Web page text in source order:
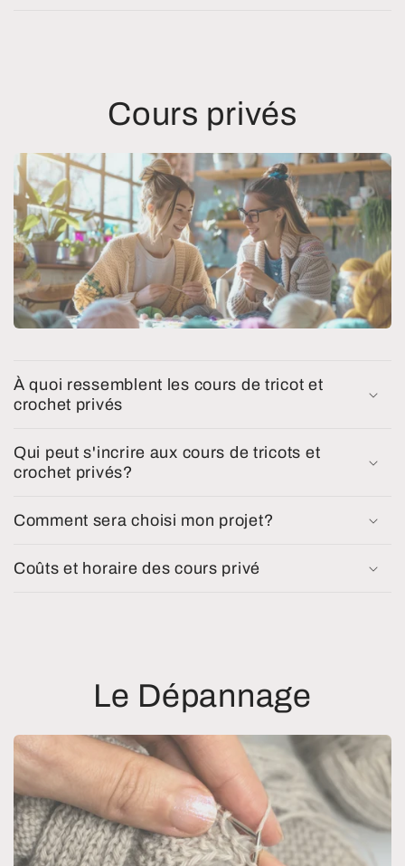
Cours privés
À quoi ressemblent les cours de tricot et
crochet privés
Qui peut s'incrire aux cours de tricots et
crochet privés?
Comment sera choisi mon projet?
Coûts et horaire des cours privé
Le Dépannage